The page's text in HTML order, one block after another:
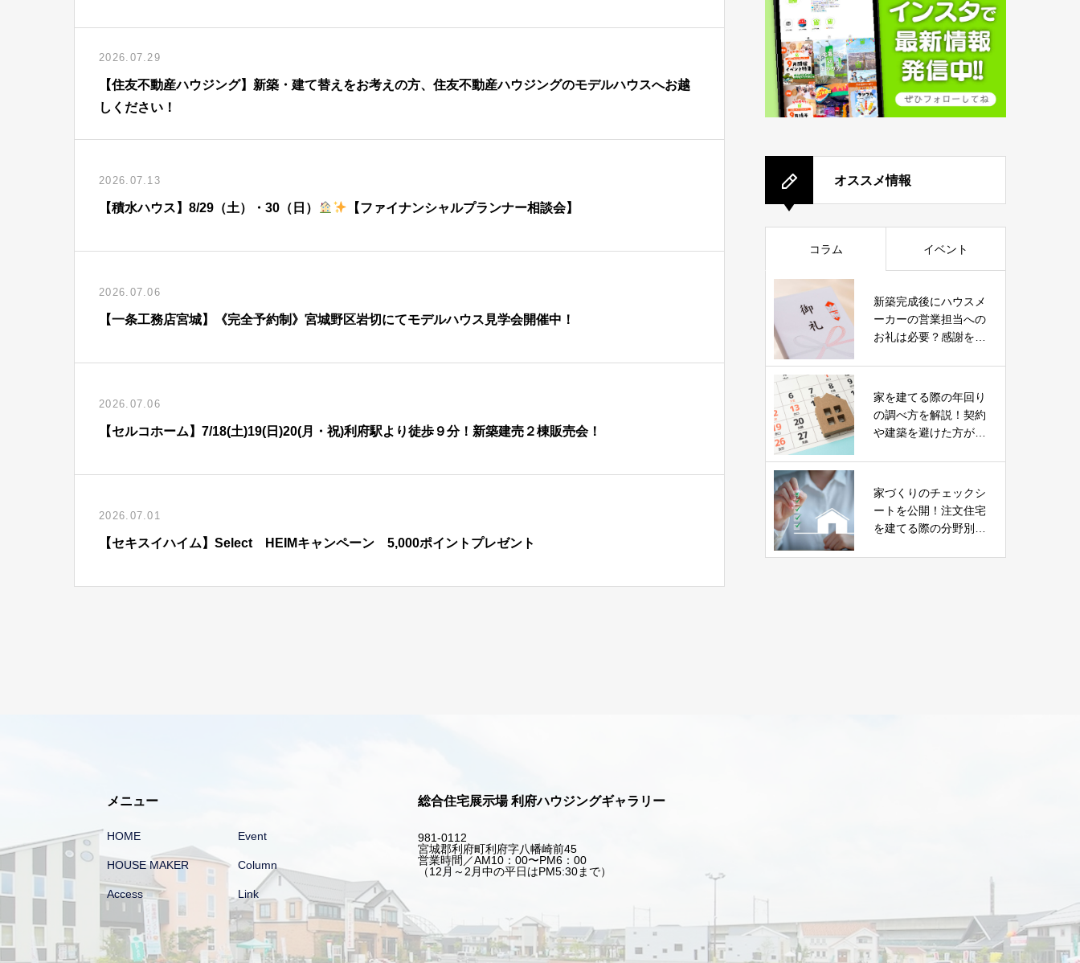
2026.07.29
【住友不動産ハウジング】新築・建て替えをお考えの方、住友不動産ハウジングのモデルハウスへお越
しください！
2026.07.13
【積水ハウス】8/29（土）・30（日） 【ファイナンシャルプランナー相談会】
2026.07.06
【一条工務店宮城】《完全予約制》宮城野区岩切にてモデルハウス見学会開催中！
2026.07.06
【セルコホーム】7/18(土)19(日)20(月・祝)利府駅より徒歩９分！新築建売２棟販売会！
2026.07.01
【セキスイハイム】Select HEIMキャンペーン 5,000ポイントプレゼント
オススメ情報
コラム イベント
新築完成後にハウスメ
ーカーの営業担当への
お礼は必要？感謝を伝
家を建てる際の年回り
の調べ方を解説！契約
や建築を避けた方が良
家づくりのチェックシ
ートを公開！注文住宅
を建てる際の分野別の
メニュー
HOME Event
HOUSE MAKER Column
Access Link
総合住宅展示場 利府ハウジングギャラリー
981-0112
宮城郡利府町利府字八幡崎前45
営業時間／AM10：00〜PM6：00
（12月～2月中の平日はPM5:30まで）